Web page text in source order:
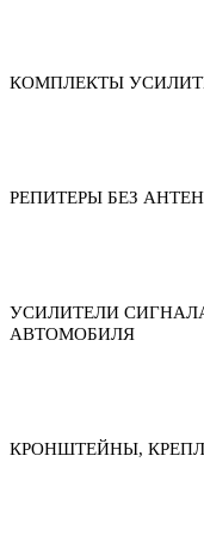
КОМПЛЕКТЫ
РЕПИТЕРЫ БЕЗ
УСИЛИТЕЛИ
АВТОМОБИЛЯ
КРОНШТЕЙНЫ,